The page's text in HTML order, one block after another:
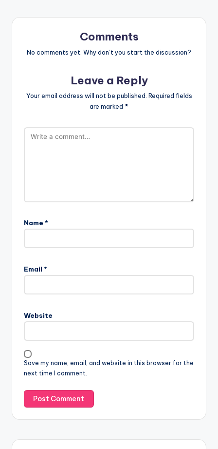
Comments
No comments yet. Why don’t you start the discussion?
Leave a Reply
Your email address will not be published. Required fields
are marked *
Name *
Email *
Website
Save my name, email, and website in this browser for the
next time I comment.